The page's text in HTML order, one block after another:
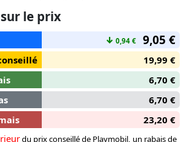
le prix
↓ 0,94 € 9,05 €
19,99 €
6,70 €
6,70 €
23,20 €
du prix conseillé de Playmobil, un rabais de